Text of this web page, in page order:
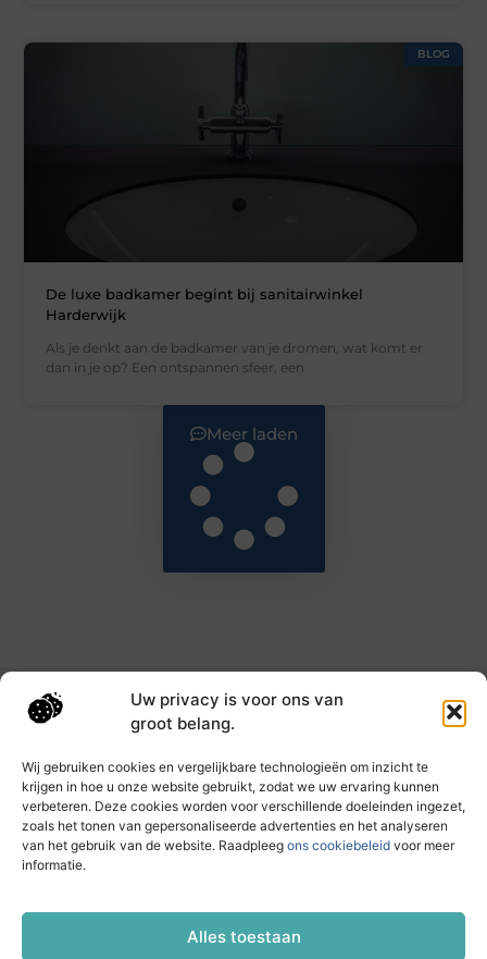
Uw privacy is voor ons van
groot belang.
Wij gebruiken cookies en vergelijkbare technologieën om inzicht te
krijgen in hoe u onze website gebruikt, zodat we uw ervaring kunnen
verbeteren. Deze cookies worden voor verschillende doeleinden ingezet,
zoals het tonen van gepersonaliseerde advertenties en het analyseren
van het gebruik van de website. Raadpleeg ons cookiebeleid voor meer
informatie.
Alles toestaan
BLOG
De luxe badkamer begint bij sanitairwinkel
Harderwijk
Als je denkt aan de badkamer van je dromen, wat komt er
dan in je op? Een ontspannen sfeer, een
Meer laden
Main Links
Dagelijks nieuwe inzichten op taec.nl
Artikelen vol kennis, inspiratie en praktische tips die